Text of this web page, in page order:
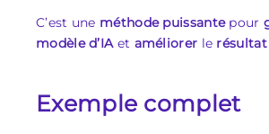
C’est une méthode puissantepour
modèle d’IAet améliorer le
Exemple complet